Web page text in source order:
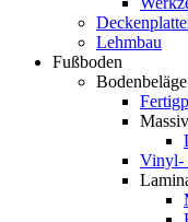
Lehmbau
Fußboden
Bodenbeläge
Vinyl-